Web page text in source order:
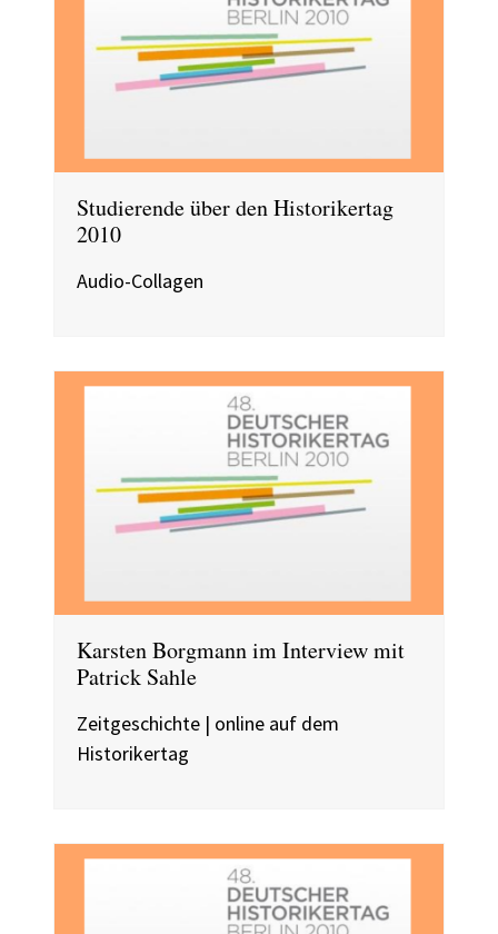
Studierende über den Historikertag
2010
Audio-Collagen
Karsten Borgmann im Interview mit
Patrick Sahle
Zeitgeschichte | online auf dem
Historikertag